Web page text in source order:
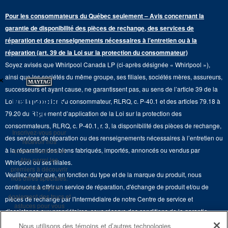
Programmes de service prolongé
Pièces de rechange
Aide sur les produits
Suivre ma commande
Services de livraison et d'installation
Retours et échanges
Accessibilité
Services d'abonnement
Résidents du Québec
Piédestaux de lessive
Qualité Commerciale
Duos de Lessive
Cuisinières
Fours muraux
Hottes
Fours à micro-ondes
Communiquez avec nous
Monsieur Maytag
Carrières
Whirlpool et Corporation
Whirlpool au Canada
Pour les consommateurs du Québec seulement – Avis concernant la
garantie de disponibilité des pièces de rechange, des services de
réparation et des renseignements nécessaires à l’entretien ou à la
réparation (art. 39 de la Loi sur la protection du consommateur)
Soyez avisés que Whirlpool Canada LP (ci-après désignée « Whirlpool »),
ainsi que les sociétés du même groupe, ses filiales, sociétés mères, assureurs,
successeurs et ayant cause, ne garantissent pas, au sens de l’article 39 de la
Loi sur la protection du consommateur, RLRQ, c. P-40.1 et des articles 79.18 à
79.20 du Règlement d’application de la Loi sur la protection des
consommateurs, RLRQ, c. P-40.1, r. 3, la disponibilité des pièces de rechange,
des services de réparation ou des renseignements nécessaires à l’entretien ou
à la réparation des biens fabriqués, importés, annoncés ou vendus par
Whirlpool ou ses filiales.
Veuillez noter que, en fonction du type et de la marque du produit, nous
continuons à offrir un service de réparation, d'échange de produit et/ou de
pièces de rechange par l'intermédiaire de notre Centre de service et
d'assistance aux propriétaires, sous réserve des conditions de la garantie
limitée du fabricant. Pour plus d'informations, veuillez consulter les sites Web
Ne manquez
rien
Inscrivez-vous pour
recevoir nos
communications et
être parmi les
premiers à découvrir
nos offres spéciales.
Nous envoyons
également des trucs et
astuces pour vous
aider à tirer le meilleur
parti de vos
Nous utilisons des témoins et d’autres technologies